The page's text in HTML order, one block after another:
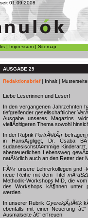
01.09.2008
| Impressum| Sitemap
AUSGABE 29
Redaktionsbrief| Inhalt|
Liebe Leserinnen und Leser!
In den vergangenen Jahrzehnten
tiefgreifender gesellschaftlicher
Ausgabe unseres Magazins
vielfÃ¤ltigeren Thema sowohl
In der RubrikPortrÃ©tÃ¡r befragen
in HansÃ¡gliget, Dr. Csaba
sudanesischstÃ¤mmige
abenteuerlichen Lebensweg
natÃ¼rlich auch an den Retter der
FÃ¼r unsere Lehrerkollegen und
neue Reihe mit dem Titel
Methodik-Workshops MID, die
des Workshops kÃ¶nnen unter
werden.
In unserer Rubrik GyerekjÃ¡tÃ©k
ebenfalls mit einer Neuerung
Ausmalseite â€“ erfreuen.